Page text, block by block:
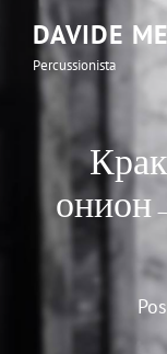
DAVIDE
Percussionista